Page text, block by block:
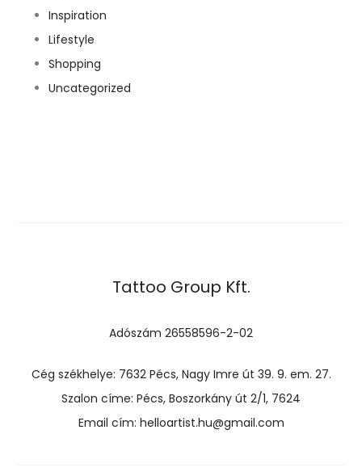
Inspiration
Lifestyle
Shopping
Uncategorized
Tattoo Group Kft.
Adószám 26558596-2-02
Cég székhelye: 7632 Pécs, Nagy Imre út 39. 9. em. 27.
Szalon címe: Pécs, Boszorkány út 2/1, 7624
Email cím: helloartist.hu@gmail.com